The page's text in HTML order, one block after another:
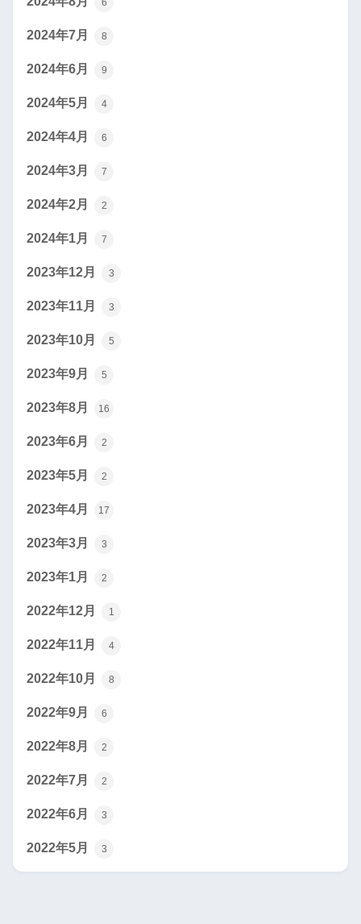
6
2024年7月 8
2024年6月 9
2024年5月 4
2024年4月 6
2024年3月 7
2024年2月 2
2024年1月 7
2023年12月 3
2023年11月 3
2023年10月 5
2023年9月 5
2023年8月 16
2023年6月 2
2023年5月 2
2023年4月 17
2023年3月 3
2023年1月 2
2022年12月 1
2022年11月 4
2022年10月 8
2022年9月 6
2022年8月 2
2022年7月 2
2022年6月 3
2022年5月 3